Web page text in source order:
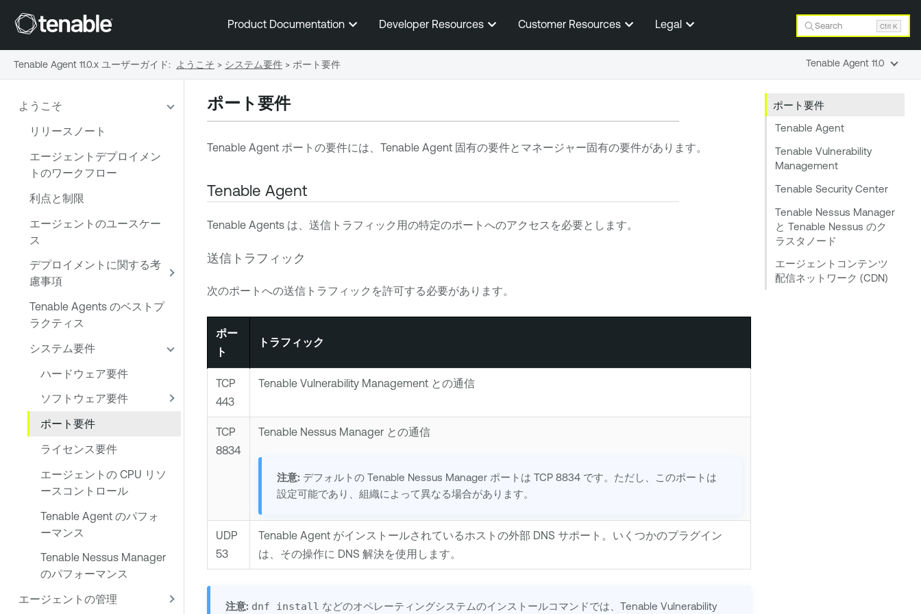
メインコンテンツに移動する
Product Documentation Developer Resources Customer Resources Legal Search Ctrl K
ようこそ
リリースノート
エージェントデプロイメン
トのワークフロー
利点と制限
エージェントのユースケー
ス
デプロイメントに関する考
慮事項
Tenable Agents のベストプ
ラクティス
システム要件
ハードウェア要件
ソフトウェア要件
ポート要件
ライセンス要件
エージェントの CPU リソ
ースコントロール
Tenable Agent のパフォ
ーマンス
Tenable Nessus Manager
のパフォーマンス
エージェントの管理
ポート要件
Tenable Agent
Tenable Vulnerability
Management
Tenable Security Center
Tenable Nessus Manager
と Tenable Nessus のク
ラスタノード
エージェントコンテンツ
配信ネットワーク (CDN)
ポート要件
Tenable Agentポートの要件には、 Tenable Agent固有の要件とマネージャー固有の要件があります。
Tenable Agent
Tenable Agentsは、送信トラフィック用の特定のポートへのアクセスを必要とします。
送信トラフィック
次のポートへの送信トラフィックを許可する必要があります。
ポー
ト
トラフィック
TCP
443
Tenable Vulnerability Managementとの通信
TCP
8834
Tenable Nessus Managerとの通信
注意: デフォルトのTenable Nessus Manager ポートは TCP 8834 です。ただし、このポートは
設定可能であり、組織によって異なる場合があります。
UDP
53
Tenable Agentがインストールされているホストの外部 DNS サポート。いくつかのプラグイン
は、その操作に DNS 解決を使用します。
注意: dnf install などのオペレーティングシステムのインストールコマンドでは、Tenable Vulnerability
Tenable Agent 11.0.x ユーザーガイド: ようこそ > システム要件 > ポート要件 Tenable Agent 11.0